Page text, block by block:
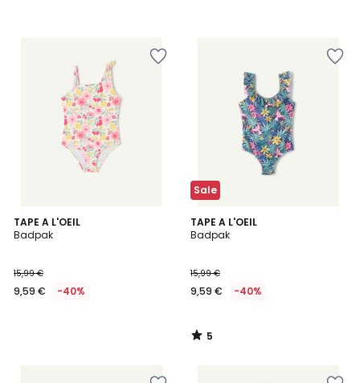
TAPE A L'OEIL
Badpak
15,99 €
9,59 € -40%
Sale
TAPE A L'OEIL
Badpak
15,99 €
9,59 € -40%
5
/
5
/